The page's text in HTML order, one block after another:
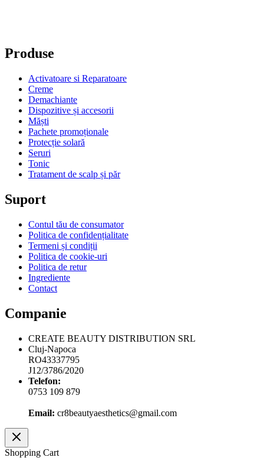
Produse
Activatoare si Reparatoare
Creme
Demachiante
Dispozitive și accesorii
Măști
Pachete promoționale
Protecție solară
Seruri
Tonic
Tratament de scalp și păr
Suport
Contul tău de consumator
Politica de confidențialitate
Termeni și condiții
Politica de cookie-uri
Politica de retur
Ingrediente
Contact
Companie
CREATE BEAUTY DISTRIBUTION SRL
Cluj-Napoca
RO43337795
J12/3786/2020
Telefon:
0753 109 879
Email: cr8beautyaesthetics@gmail.com
Shopping Cart